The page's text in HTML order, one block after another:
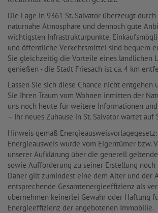
Die Lage in 9361 St. Salvator überzeugt
naturnahe Atmosphäre und dennoch gute
wichtigsten Infrastrukturpunkte.
und öffentliche Verkehrsmittel sind bequem
Sie gleichzeitig die Vorteile eines ländlichen
genießen - die Stadt Friesach ist ca. 4 km
Lassen Sie sich diese Chance nicht entgehen
Sie Ihren Traum vom Wohnen inmitten der
uns noch heute für weitere Informationen
– Ihr neues Zuhause in St. Salvator wartet auf
Hinweis gemäß
Energieausweis wurde vom Eigentümer bzw.
unserer Aufklärung über die generell
sowie Aufforderung zu seiner Erstellung
Daher gilt zumindest eine dem Alter und der
entsprechende Gesamtenergieeffizienz als
übernehmen keinerlei Gewähr oder Haftung
Energieeffizienz der angebotenen Immobilie.